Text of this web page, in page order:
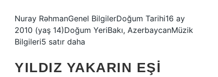
Nuray RəhmanGenel BilgilerDoğum Tarihi16 ay
2010 (yaş 14)Doğum YeriBakı, AzerbaycanMüzik
Bilgileri5 satır daha
YILDIZ YAKARIN EŞI